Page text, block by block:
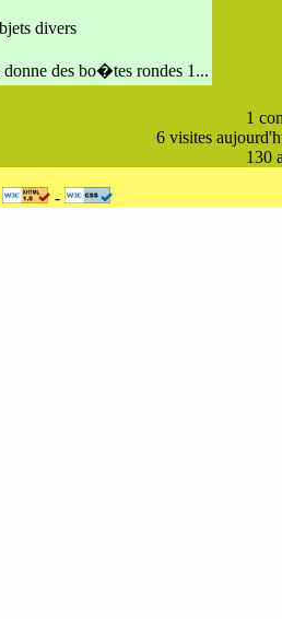
divers
donne des bo�tes rondes 1...
1
6 visites
130
-